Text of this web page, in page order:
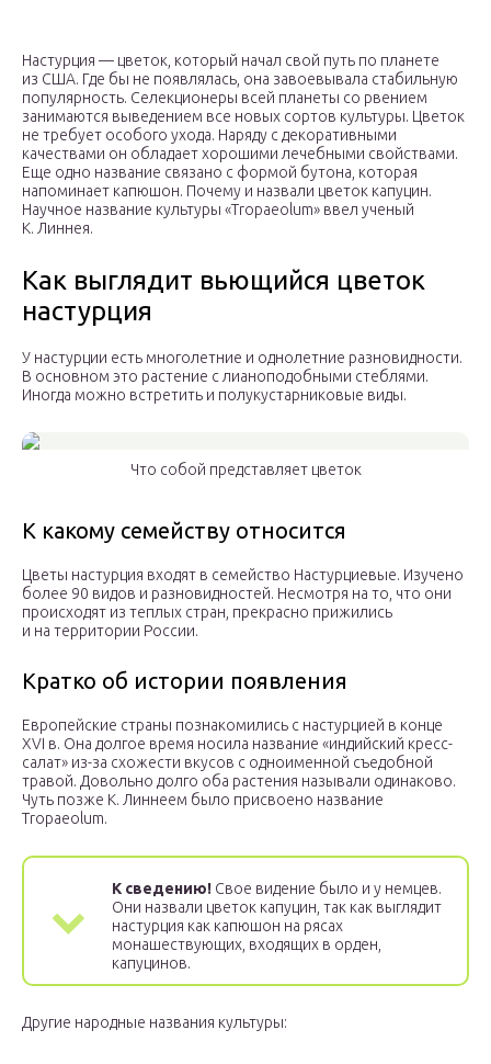
Настурция — цветок, который начал свой путь по планете
из США. Где бы не появлялась, она завоевывала стабильную
популярность. Селекционеры всей планеты со рвением
занимаются выведением все новых сортов культуры. Цветок
не требует особого ухода. Наряду с декоративными
качествами он обладает хорошими лечебными свойствами.
Еще одно название связано с формой бутона, которая
напоминает капюшон. Почему и назвали цветок капуцин.
Научное название культуры «Tropaeolum» ввел ученый
К. Линнея.
Как выглядит вьющийся цветок
настурция
У настурции есть многолетние и однолетние разновидности.
В основном это растение с лианоподобными стеблями.
Иногда можно встретить и полукустарниковые виды.
Что собой представляет цветок
К какому семейству относится
Цветы настурция входят в семейство Настурциевые. Изучено
более 90 видов и разновидностей. Несмотря на то, что они
происходят из теплых стран, прекрасно прижились
и на территории России.
Кратко об истории появления
Европейские страны познакомились с настурцией в конце
XVI в. Она долгое время носила название «индийский кресс-
салат» из-за схожести вкусов с одноименной съедобной
травой. Довольно долго оба растения называли одинаково.
Чуть позже К. Линнеем было присвоено название
Tropaeolum.
К сведению! Свое видение было и у немцев.
Они назвали цветок капуцин, так как выглядит
настурция как капюшон на рясах
монашествующих, входящих в орден,
капуцинов.
Другие народные названия культуры: